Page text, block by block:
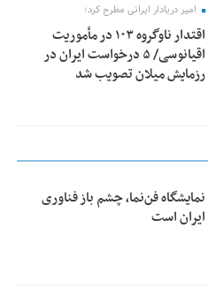
امیر دریادار ایرانی مطرح کرد؛
اقتدار ناوگروه ۱۰۳ در مأموریت‌
اقیانوسی/ ۵ درخواست ایران در
رزمایش میلان تصویب شد
نمایشگاه فن‌نما، چشم باز فناوری
ایران است